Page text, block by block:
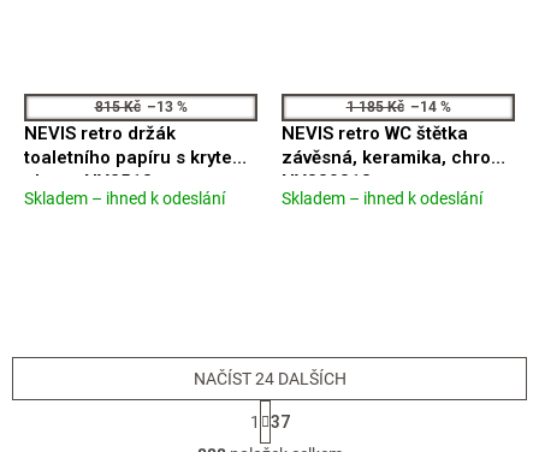
815 Kč –13 %
NEVIS retro držák
toaletního papíru s krytem,
chrom NV2513
Průměrné
hvězdiček.
Skladem – ihned k odeslání
1 185 Kč –14 %
NEVIS retro WC štětka
závěsná, keramika, chrom
NV330313
Průměrné
hvězdiček.
Skladem – ihned k odeslání
O
NAČÍST 24 DALŠÍCH
S
t
1
37